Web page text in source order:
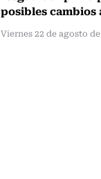
posibles cambios
Viernes 22 de agosto de